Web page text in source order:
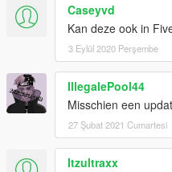
Caseyvd
Kan deze ook in
3 Eylül 2020 Perşembe
IllegalePool44
Misschien een
27 Şubat 2021 Cumartesi
Itzultraxx